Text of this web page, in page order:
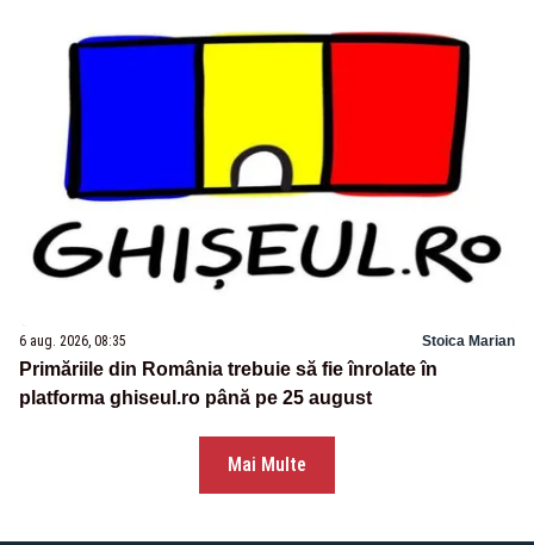
6 aug. 2026, 08:35 Stoica Marian
Primăriile din România trebuie să fie înrolate în
platforma ghiseul.ro până pe 25 august
Mai Multe